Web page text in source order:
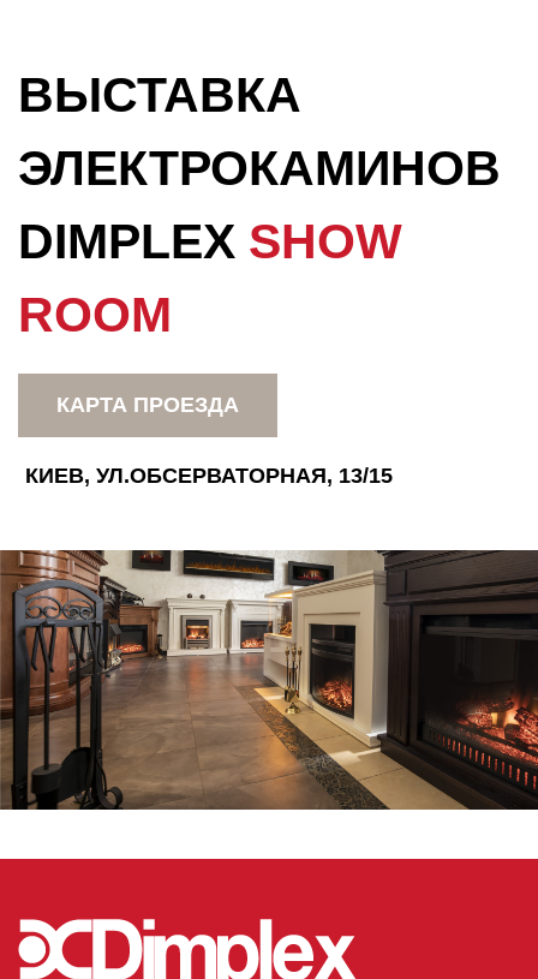
ВЫСТАВКА
ЭЛЕКТРОКАМИНОВ
DIMPLEX SHOW
ROOM
КАРТА ПРОЕЗДА
КИЕВ, УЛ.ОБСЕРВАТОРНАЯ, 13/15